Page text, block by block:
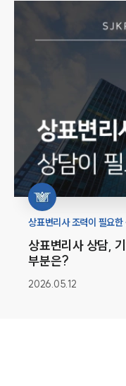
상표변리사 조력이 필요
상표변리사 상담,
부분은?
2026.05.12